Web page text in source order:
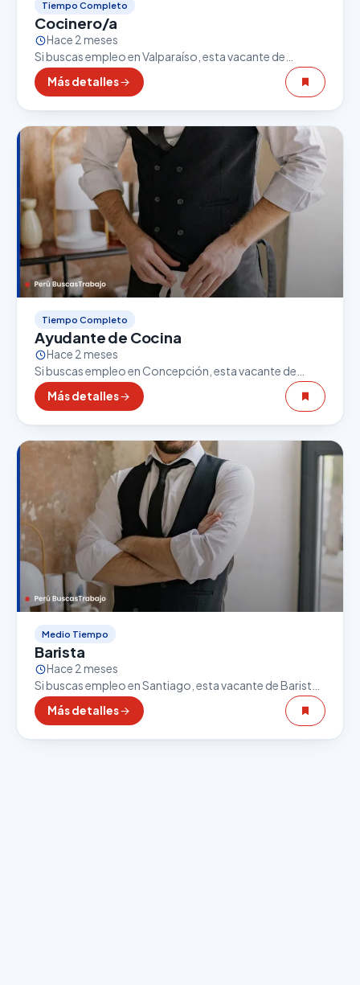
Tiempo Completo
Cocinero/a
Hace 2 meses
Si buscas empleo en Valparaíso, esta vacante de
Cocinero/a puede ser una excelente oportunidad. El
sector gastronómico es uno de los que más empleo…
Más detalles
Tiempo Completo
Ayudante de Cocina
Hace 2 meses
Si buscas empleo en Concepción, esta vacante de
Ayudante de Cocina puede ser una excelente
oportunidad. El sector gastronómico es uno de los
que…
Más detalles
Medio Tiempo
Barista
Hace 2 meses
Si buscas empleo en Santiago, esta vacante de Barista
puede ser una excelente oportunidad. El sector
gastronómico es uno de los que más empleo…
Más detalles